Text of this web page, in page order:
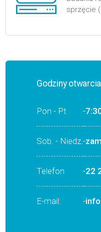
sprzęcie
Godziny otwarcia
Pon - Pt -
Sob. - Niedz.-
Telefon -22
E-mail: -